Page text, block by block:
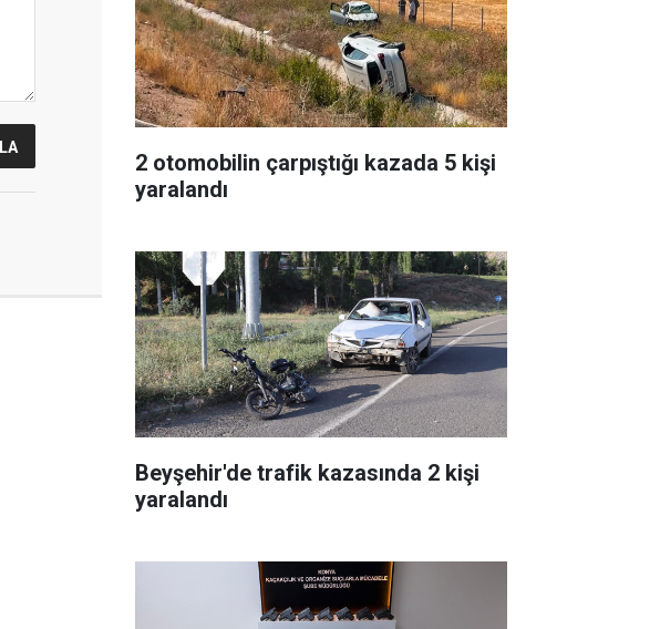
2 otomobilin çarpıştığı kazada 5 kişi
yaralandı
Beyşehir'de trafik kazasında 2 kişi
yaralandı